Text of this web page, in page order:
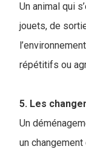
Un animal qui
jouets, de
répétitifs ou
5. Les
Un
un changement